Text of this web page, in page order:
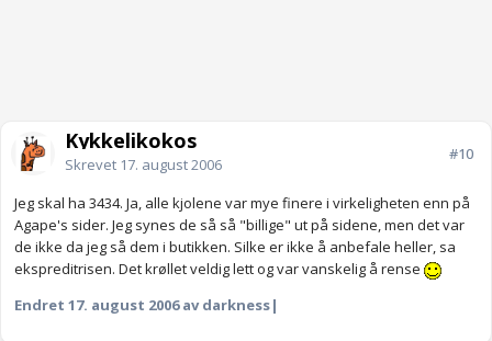
Kykkelikokos
Skrevet 17. august 2006
#10
Jeg skal ha 3434. Ja, alle kjolene var mye finere i virkeligheten enn på
Agape's sider. Jeg synes de så så "billige" ut på sidene, men det var
de ikke da jeg så dem i butikken. Silke er ikke å anbefale heller, sa
ekspreditrisen. Det krøllet veldig lett og var vanskelig å rense
Endret 17. august 2006av darkness|